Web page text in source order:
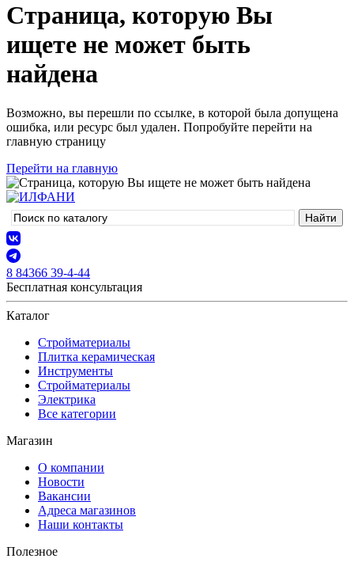
Страница, которую Вы
ищете не может быть
найдена
Возможно, вы перешли по ссылке, в которой была допущена
ошибка, или ресурс был удален. Попробуйте перейти на
главную страницу
Перейти на главную
8 84366 39-4-44
Бесплатная консультация
Каталог
Стройматериалы
Плитка керамическая
Инструменты
Стройматериалы
Электрика
Все категории
Магазин
О компании
Новости
Вакансии
Адреса магазинов
Наши контакты
Полезное